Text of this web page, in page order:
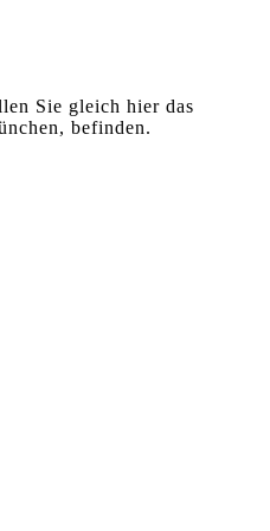
Sie gleich hier das
befinden.